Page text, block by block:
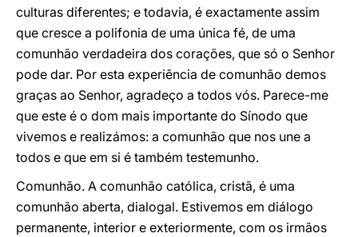
culturas diferentes; e todavia, é exactamente assim
que cresce a polifonia de uma única fé, de uma
comunhão verdadeira dos corações, que só o Senhor
pode dar. Por esta experiência de comunhão demos
graças ao Senhor, agradeço a todos vós. Parece-me
que este é o dom mais importante do Sínodo que
vivemos e realizámos: a comunhão que nos une a
todos e que em si é também testemunho.
Comunhão. A comunhão católica, cristã, é uma
comunhão aberta, dialogal. Estivemos em diálogo
permanente, interior e exteriormente, com os irmãos